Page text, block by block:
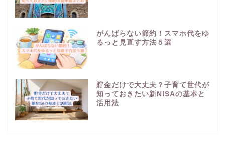
がんばらない節約！スマホ代をゆ
るっと見直す方法５選
貯金だけで大丈夫？子育て世代が
知っておきたい新NISAの基本と
活用法